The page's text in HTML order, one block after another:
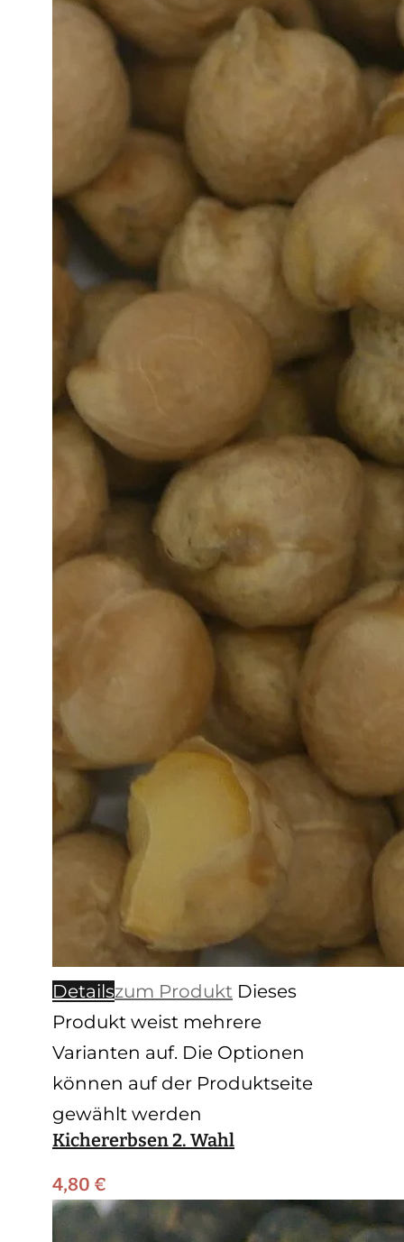
Detailszum Produkt Dieses
Produkt weist mehrere
Varianten auf. Die Optionen
können auf der Produktseite
gewählt werden
Kichererbsen 2. Wahl
4,80 €